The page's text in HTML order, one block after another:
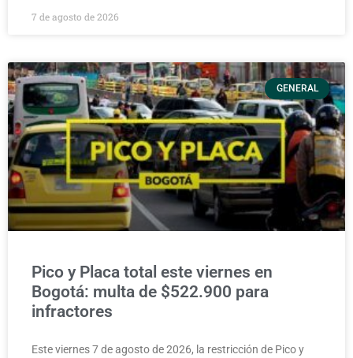
7 de agosto de 2026
GENERAL
Pico y Placa total este viernes en
Bogotá: multa de $522.900 para
infractores
Este viernes 7 de agosto de 2026, la restricción de Pico y